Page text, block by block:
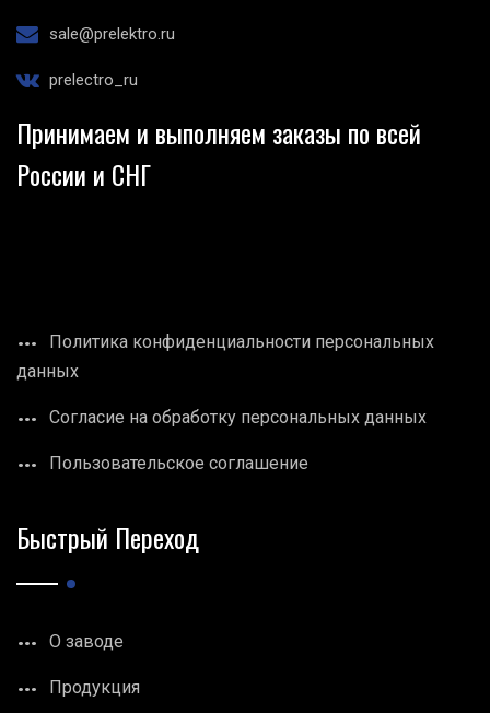
sale@prelektro.ru
prelectro_ru
Принимаем и выполняем заказы по всей
России и СНГ
Политика конфиденциальности персональных
данных
Согласие на обработку персональных данных
Пользовательское соглашение
Быстрый Переход
О заводе
Продукция